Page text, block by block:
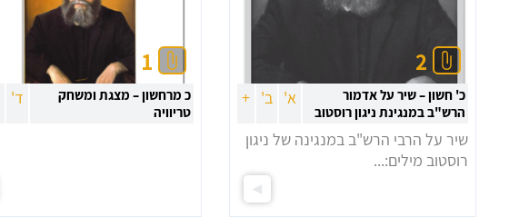
2
כ' חשון – שיר על אדמור
הרש"ב במנגינת ניגון רוסטוב
א' ב' +
שיר על הרבי הרש"ב במנגינה של ניגון
רוסטוב מילים:...
1
כ מרחשון – מצגת ומשחק
טריוויה
ד'